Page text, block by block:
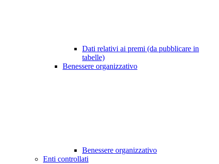
Dati relativi ai premi (da pubblicare in
tabelle)
Benessere organizzativo
Benessere organizzativo
Enti controllati